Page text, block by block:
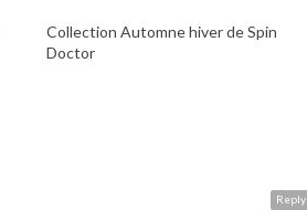
Collection Automne hiver de Spin
Doctor
Reply